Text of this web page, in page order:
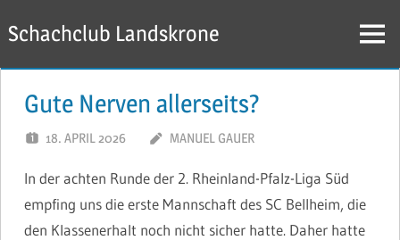
Inhalt
springen
Schachclub Landskrone Menü
Gute Nerven allerseits?
18. APRIL 2026 MANUEL GAUER
In der achten Runde der 2. Rheinland-Pfalz-Liga Süd
empfing uns die erste Mannschaft des SC Bellheim, die
den Klassenerhalt noch nicht sicher hatte. Daher hatte